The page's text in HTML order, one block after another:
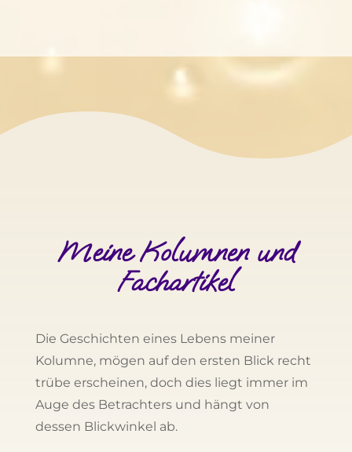
Meine Kolumnen und
Fachartikel
Die Geschichten eines Lebens meiner
Kolumne, mögen auf den ersten Blick recht
trübe erscheinen, doch dies liegt immer im
Auge des Betrachters und hängt von
dessen Blickwinkel ab.